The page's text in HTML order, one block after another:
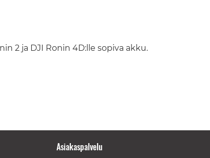
2 ja DJI Ronin 4D:lle sopiva akku.
Asiakaspalvelu